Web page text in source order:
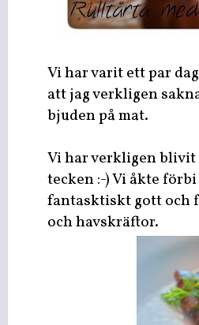
Vi har varit ett par
att jag verkligen
bjuden på mat.
Vi har verkligen blivit
tecken :-) Vi åkte
fantasktiskt gott och
och havskräftor.